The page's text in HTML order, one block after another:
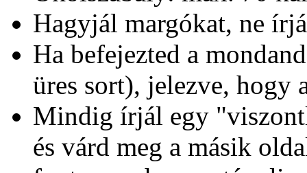
Hagyjál margókat, ne
Ha befejezted a
üres sort), jelezve, hogy
Mindig írjál egy
és várd meg a másik